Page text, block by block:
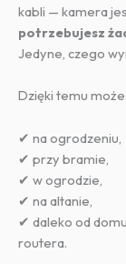
kabli — kamera
potrzebujesz
Jedyne, czego
Dzięki temu
✔ na ogrodzeniu,
✔ przy bramie,
✔ w ogrodzie,
✔ na altanie,
✔ daleko od
routera.